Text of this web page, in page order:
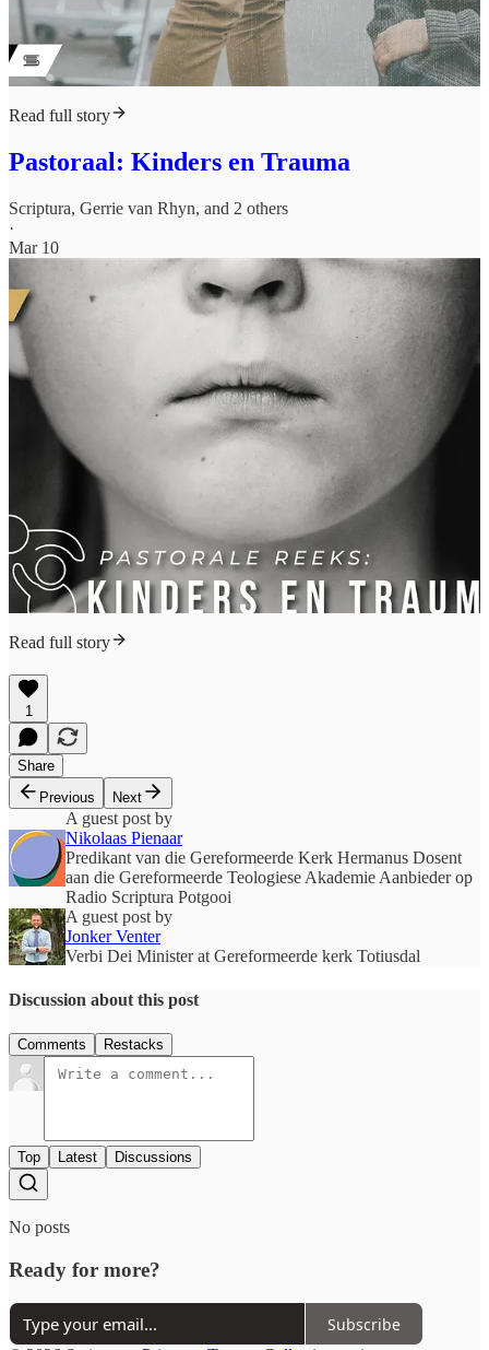
Read full story
Pastoraal: Kinders en Trauma
Scriptura, Gerrie van Rhyn, and 2 others
·
Mar 10
Read full story
1
Share
Previous
Next
A guest post by
Nikolaas Pienaar
Predikant van die Gereformeerde Kerk Hermanus Dosent
aan die Gereformeerde Teologiese Akademie Aanbieder op
Radio Scriptura Potgooi
A guest post by
Jonker Venter
Verbi Dei Minister at Gereformeerde kerk Totiusdal
Discussion about this post
Comments Restacks
Top Latest Discussions
No posts
Ready for more?
Subscribe